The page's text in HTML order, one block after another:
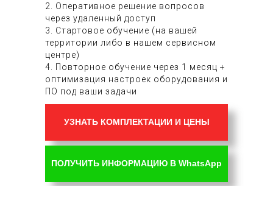
2. Оперативное решение вопросов
через удаленный доступ
3. Стартовое обучение (на вашей
территории либо в нашем сервисном
центре)
4. Повторное обучение через 1 месяц +
оптимизация настроек оборудования и
ПО под ваши задачи
УЗНАТЬ КОМПЛЕКТАЦИИ И ЦЕНЫ
ПОЛУЧИТЬ ИНФОРМАЦИЮ В WhatsApp